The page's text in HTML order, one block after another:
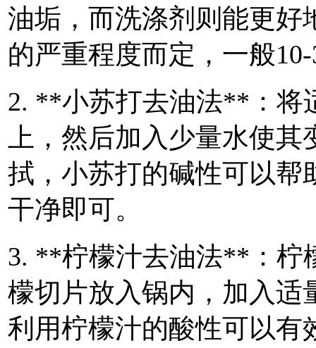
油垢，而洗涤剂则能更好
的严重程度而定，一般
2. **小苏打去油法**：将
上，然后加入少量水使
拭，小苏打的碱性可以帮
干净即可。
3. **柠檬汁去油法**：柠
檬切片放入锅内，加入适
利用柠檬汁的酸性可以有